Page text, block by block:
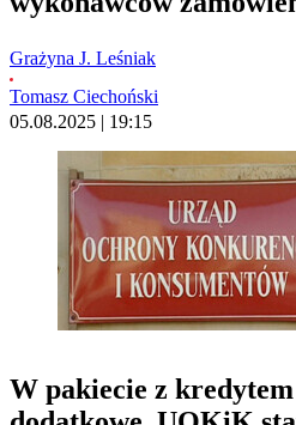
Grażyna J. Leśniak
Tomasz Ciechoński
05.08.2025 | 19:15
W pakiecie z kredytem